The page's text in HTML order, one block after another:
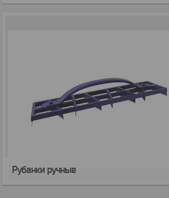
Рубанки ручные